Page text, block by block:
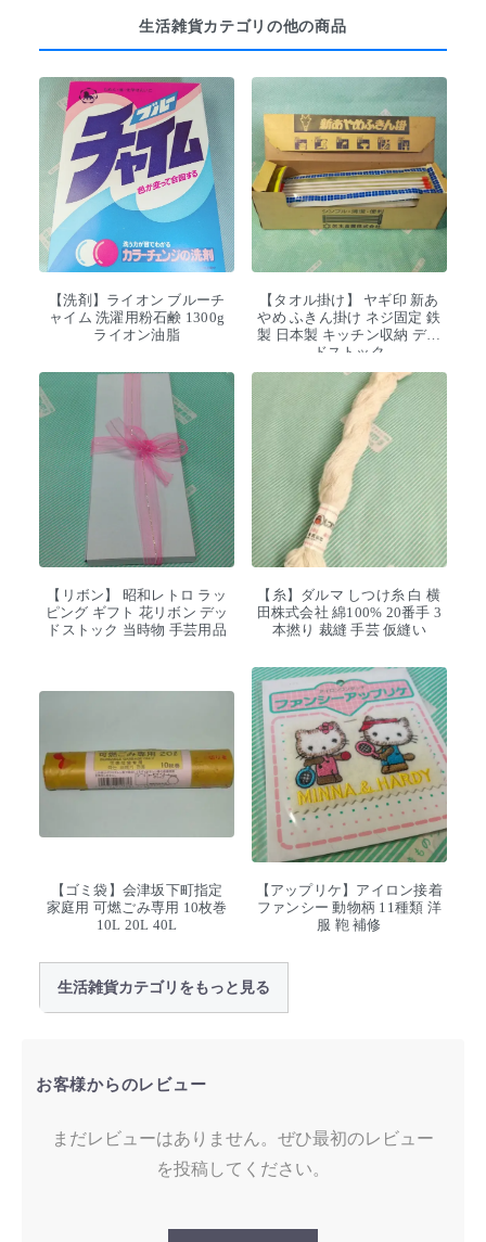
生活雑貨カテゴリの他の商品
【洗剤】ライオン ブルーチ
ャイム 洗濯用粉石鹸 1300g
ライオン油脂
【タオル掛け】 ヤギ印 新あ
やめ ふきん掛け ネジ固定 鉄
製 日本製 キッチン収納 デッ
ドストック
【リボン】 昭和レトロ ラッ
ピング ギフト 花リボン デッ
ドストック 当時物 手芸用品
【糸】ダルマ しつけ糸 白 横
田株式会社 綿100% 20番手 3
本撚り 裁縫 手芸 仮縫い
【ゴミ袋】会津坂下町指定
家庭用 可燃ごみ専用 10枚巻
10L 20L 40L
【アップリケ】アイロン接着
ファンシー 動物柄 11種類 洋
服 鞄 補修
生活雑貨カテゴリをもっと見る
お客様からのレビュー
まだレビューはありません。ぜひ最初のレビュー
を投稿してください。